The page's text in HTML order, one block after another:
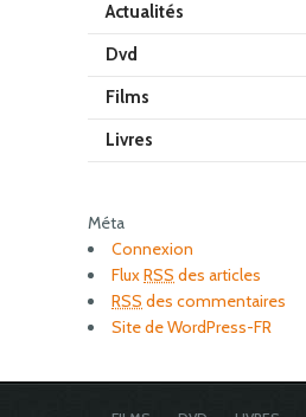
Actualités
Dvd
Films
Livres
Méta
Connexion
FluxRSS des articles
RSS des commentaires
Site de WordPress-FR